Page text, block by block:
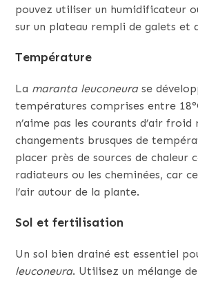
pouvez utiliser un humidificateur
sur un plateau rempli de galets et
Température
La maranta leuconeurase
températures comprises entre
n’aime pas les courants d’air froid
changements brusques de
placer près de sources de chaleur
radiateurs ou les cheminées, car
l’air autour de la plante.
Sol et fertilisation
Un sol bien drainé est essentiel
leuconeura. Utilisez un mélange